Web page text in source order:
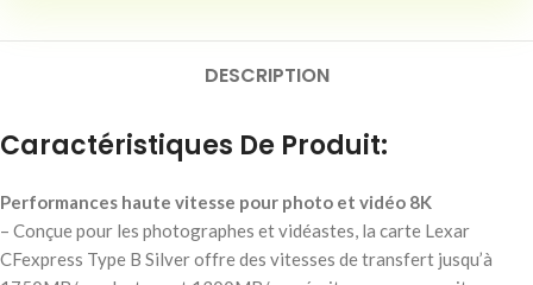
DESCRIPTION
Caractéristiques De Produit:
Performances haute vitesse pour photo et vidéo 8K
– Conçue pour les photographes et vidéastes, la carte Lexar
CFexpress Type B Silver offre des vitesses de transfert jusqu’à